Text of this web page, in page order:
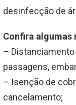
desinfecção de
Confira algumas
–
passagens,
– Isenção de
cancelamento;